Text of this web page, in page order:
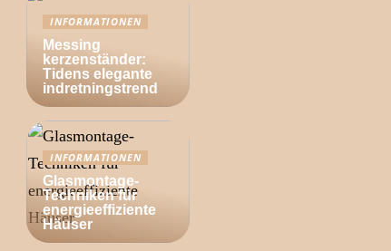
INFORMATIONEN
Messing
kerzenständer:
Tidens elegante
indretningstrend
INFORMATIONEN
Glasmontage-
Techniken für
energieeffiziente
Häuser